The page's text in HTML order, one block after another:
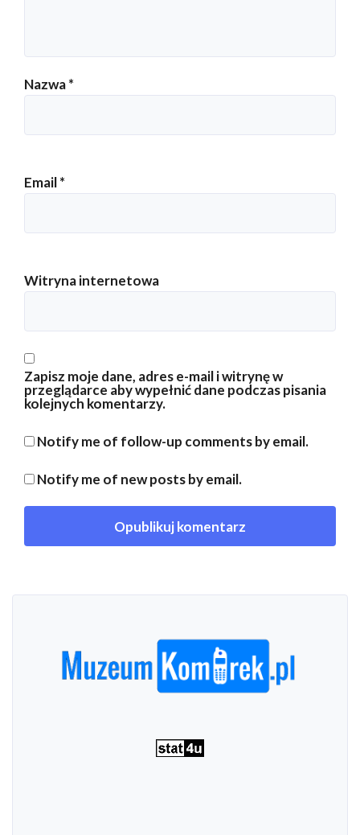
Nazwa*
Email*
Witryna internetowa
Zapisz moje dane, adres e-mail i witrynę w
przeglądarce aby wypełnić dane podczas pisania
kolejnych komentarzy.
Notify me of follow-up comments by email.
Notify me of new posts by email.